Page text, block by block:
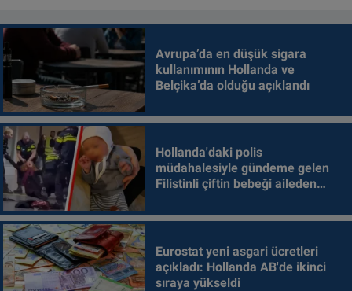
Avrupa’da en düşük sigara
kullanımının Hollanda ve
Belçika’da olduğu açıklandı
Hollanda'daki polis
müdahalesiyle gündeme gelen
Filistinli çiftin bebeği aileden
Eurostat yeni asgari ücretleri
açıkladı: Hollanda AB'de ikinci
sıraya yükseldi